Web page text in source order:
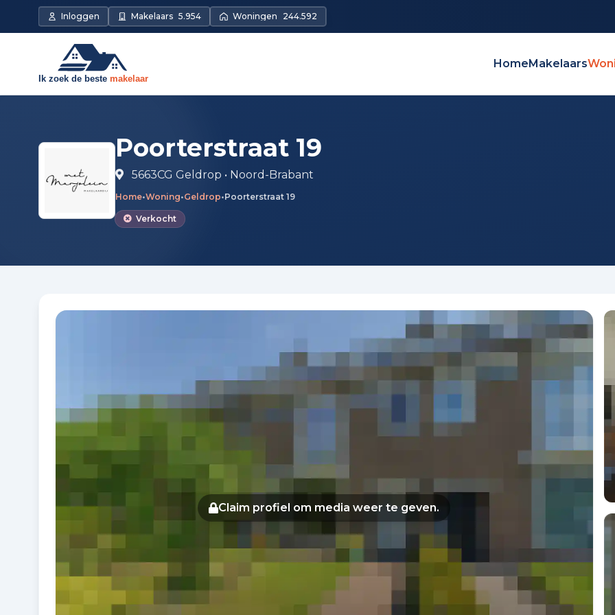
Direct naar de inhoud
Inloggen Makelaars 5.954 Woningen 244.592
HomeMakelaars
Poorterstraat 19
5663CG Geldrop • Noord-Brabant
Home•Woning•Geldrop•Poorterstraat 19
Verkocht
Fotogalerij
Claim profiel om media weer te geven.